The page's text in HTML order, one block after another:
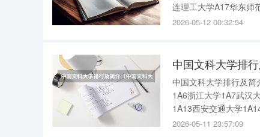
连理工大学A17华东师
学A19中山大学A6厦门
2026-05-12 00:32:54
中国文科大学排
中国文科大学排行及
1A6浙江大学1A7武汉
1A13西安交通大学
东大学1A19华中师范
2026-05-11 23:57:09